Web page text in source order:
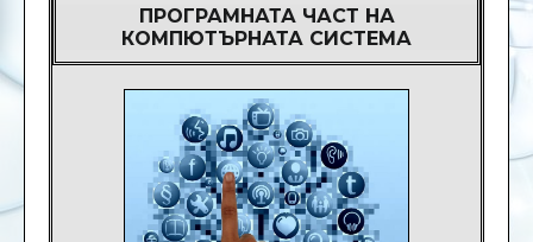
ПРОГРАМНАТА ЧАСТ НА
КОМПЮТЪРНАТА СИСТЕМА